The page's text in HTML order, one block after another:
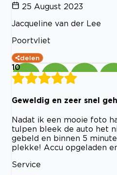
25 August 2023
Jacqueline van der Lee
Poortvliet
delen
10
Geweldig en zeer snel
Nadat ik een mooie foto
tulpen bleek de auto het
gebeld en binnen 5
plekke! Accu opgeladen
Service